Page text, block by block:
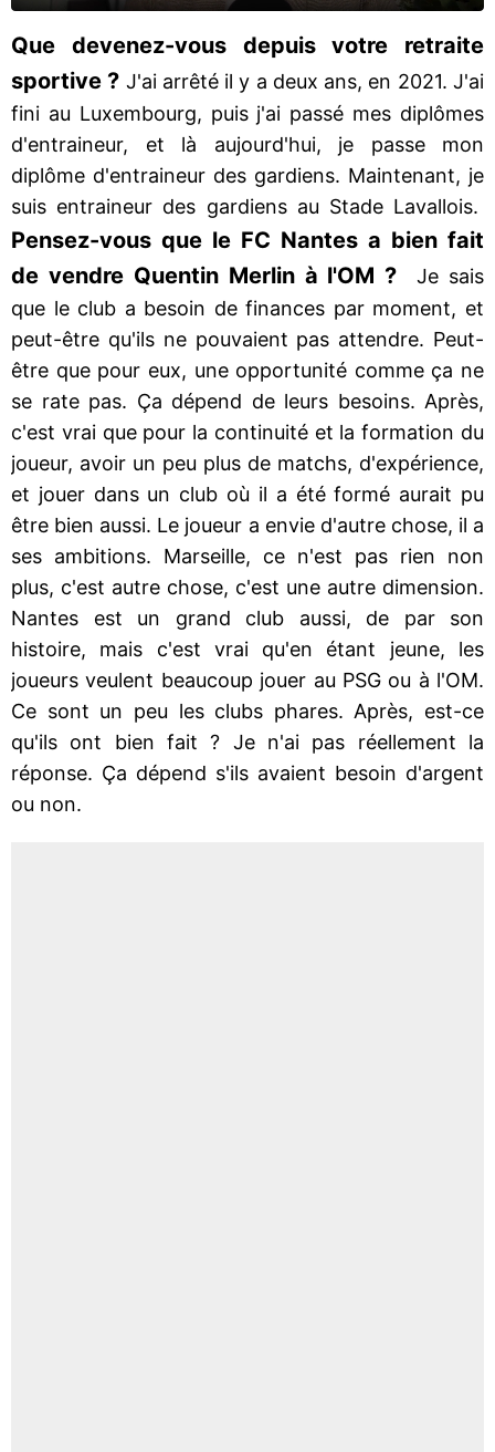
Que devenez-vous depuis votre retraite
sportive ? J'ai arrêté il y a deux ans, en 2021. J'ai
fini au Luxembourg, puis j'ai passé mes diplômes
d'entraineur, et là aujourd'hui, je passe mon
diplôme d'entraineur des gardiens. Maintenant, je
suis entraineur des gardiens au Stade Lavallois.
Pensez-vous que le FC Nantes a bien fait
de vendre Quentin Merlin à l'OM ?
Je sais
que le club a besoin de finances par moment, et
peut-être qu'ils ne pouvaient pas attendre. Peut-
être que pour eux, une opportunité comme ça ne
se rate pas. Ça dépend de leurs besoins. Après,
c'est vrai que pour la continuité et la formation du
joueur, avoir un peu plus de matchs, d'expérience,
et jouer dans un club où il a été formé aurait pu
être bien aussi. Le joueur a envie d'autre chose, il a
ses ambitions. Marseille, ce n'est pas rien non
plus, c'est autre chose, c'est une autre dimension.
Nantes est un grand club aussi, de par son
histoire, mais c'est vrai qu'en étant jeune, les
joueurs veulent beaucoup jouer au PSG ou à l'OM.
Ce sont un peu les clubs phares. Après, est-ce
qu'ils ont bien fait ? Je n'ai pas réellement la
réponse. Ça dépend s'ils avaient besoin d'argent
ou non.